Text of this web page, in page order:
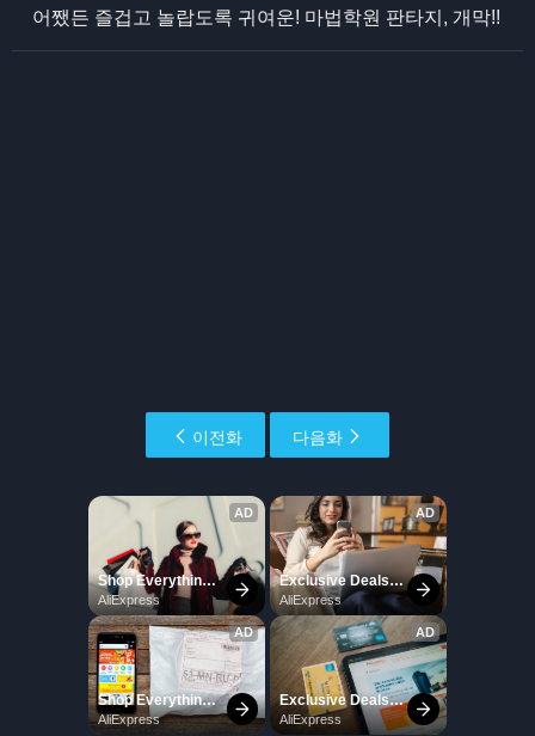
어쨌든 즐겁고 놀랍도록 귀여운! 마법학원 판타지, 개막!!
이전화 다음화